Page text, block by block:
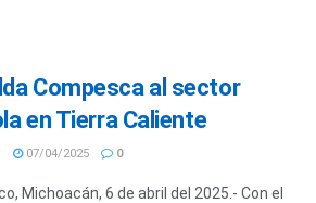
Compesca al sector
en Tierra Caliente
07/04/2025 0
Michoacán, 6 de abril del 2025.- Con el